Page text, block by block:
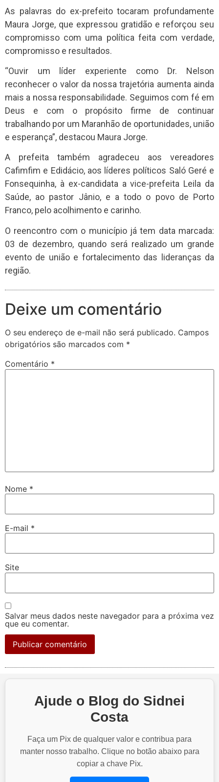
As palavras do ex-prefeito tocaram profundamente
Maura Jorge, que expressou gratidão e reforçou seu
compromisso com uma política feita com verdade,
compromisso e resultados.
“Ouvir um líder experiente como Dr. Nelson
reconhecer o valor da nossa trajetória aumenta ainda
mais a nossa responsabilidade. Seguimos com fé em
Deus e com o propósito firme de continuar
trabalhando por um Maranhão de oportunidades, união
e esperança”, destacou Maura Jorge.
A prefeita também agradeceu aos vereadores
Cafimfim e Edidácio, aos líderes políticos Saló Geré e
Fonsequinha, à ex-candidata a vice-prefeita Leila da
Saúde, ao pastor Jânio, e a todo o povo de Porto
Franco, pelo acolhimento e carinho.
O reencontro com o município já tem data marcada:
03 de dezembro, quando será realizado um grande
evento de união e fortalecimento das lideranças da
região.
Deixe um comentário
O seu endereço de e-mail não será publicado. Campos
obrigatórios são marcados com *
Comentário *
Nome *
E-mail *
Site
Salvar meus dados neste navegador para a próxima vez
que eu comentar.
Ajude o Blog do Sidnei
Costa
Faça um Pix de qualquer valor e contribua para
manter nosso trabalho. Clique no botão abaixo para
copiar a chave Pix.